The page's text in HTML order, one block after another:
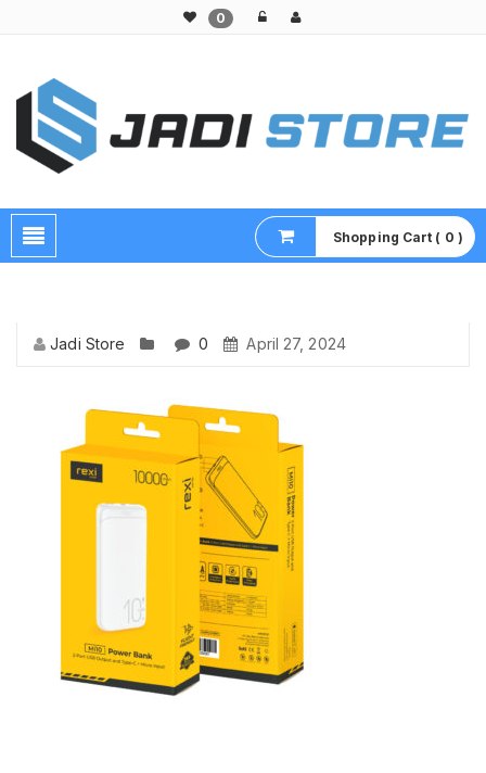
0
Shopping Cart ( 0 )
Jadi Store 0 April 27, 2024